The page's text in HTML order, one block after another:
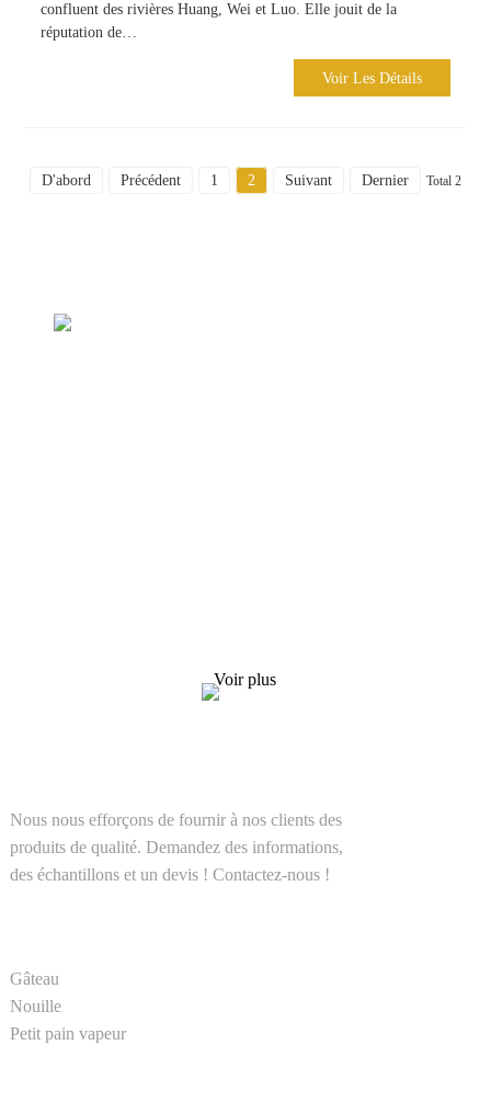
confluent des rivières Huang, Wei et Luo. Elle jouit de la
réputation de…
Voir Les Détails
D'abord Précédent 1 2 Suivant Dernier Total 2
Voir plus
Nous nous efforçons de fournir à nos clients des
produits de qualité. Demandez des informations,
des échantillons et un devis ! Contactez-nous !
Gâteau
Nouille
Petit pain vapeur